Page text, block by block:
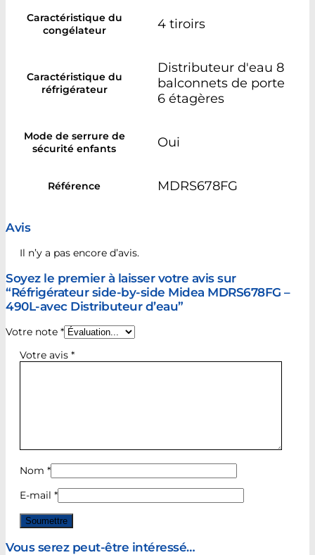
Caractéristique du
congélateur
4 tiroirs
Caractéristique du
réfrigérateur
Distributeur d'eau 8
balconnets de porte
6 étagères
Mode de serrure de
sécurité enfants
Oui
Référence MDRS678FG
Avis
Il n’y a pas encore d’avis.
Soyez le premier à laisser votre avis sur
“Réfrigérateur side-by-side Midea MDRS678FG –
490L-avec Distributeur d’eau”
Votre note *
Votre avis *
Nom *
E-mail *
Vous serez peut-être intéressé…